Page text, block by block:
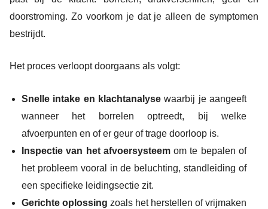
doorstroming. Zo voorkom je dat je alleen de symptomen
bestrijdt.
Het proces verloopt doorgaans als volgt:
Snelle intake en klachtanalyse waarbij je aangeeft
wanneer het borrelen optreedt, bij welke
afvoerpunten en of er geur of trage doorloop is.
Inspectie van het afvoersysteemom te bepalen of
het probleem vooral in de beluchting, standleiding of
een specifieke leidingsectie zit.
Gerichte oplossing zoals het herstellen of vrijmaken